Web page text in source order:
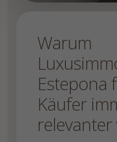
Warum
Estepona
Käufer